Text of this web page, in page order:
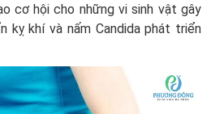
cơ hội cho những vi sinh vật gây
kỵ khí và nấm Candida phát triển